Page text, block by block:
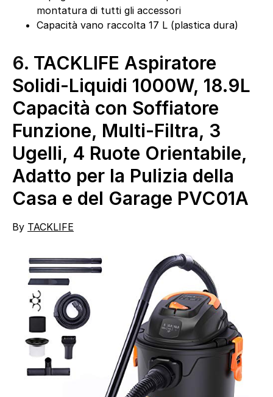
montatura di tutti gli accessori
Capacità vano raccolta 17 L (plastica dura)
6. TACKLIFE Aspiratore
Solidi-Liquidi 1000W, 18.9L
Capacità con Soffiatore
Funzione, Multi-Filtra, 3
Ugelli, 4 Ruote Orientabile,
Adatto per la Pulizia della
Casa e del Garage PVC01A
By TACKLIFE